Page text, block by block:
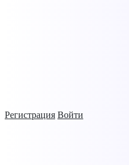
Регистрация Войти